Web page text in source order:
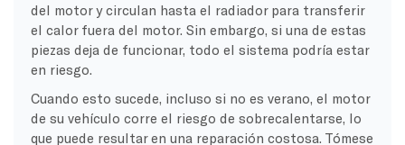
del motor y circulan hasta el radiador para transferir
el calor fuera del motor. Sin embargo, si una de estas
piezas deja de funcionar, todo el sistema podría estar
en riesgo.
Cuando esto sucede, incluso si no es verano, el motor
de su vehículo corre el riesgo de sobrecalentarse, lo
que puede resultar en una reparación costosa. Tómese